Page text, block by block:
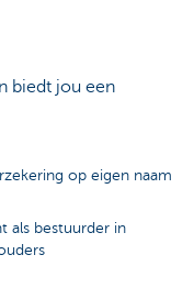
biedt jou een
op eigen naam
als bestuurder in